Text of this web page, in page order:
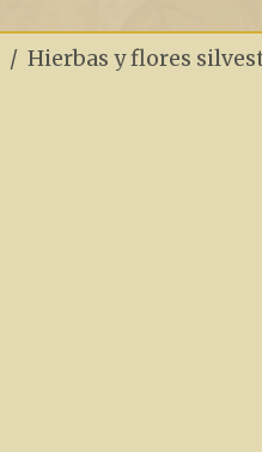
Hierbas y flores